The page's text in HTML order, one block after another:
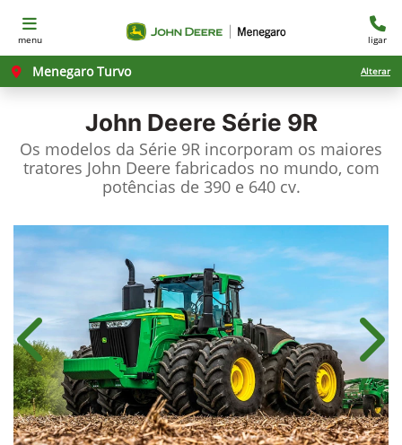
menu ligar
Menegaro Turvo Alterar
John Deere Série 9R
Os modelos da Série 9R incorporam os maiores
tratores John Deere fabricados no mundo, com
potências de 390 e 640 cv.
Anterior